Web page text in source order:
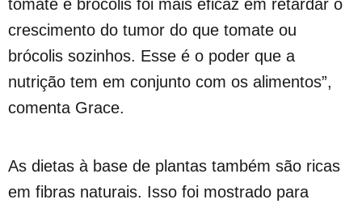
tomate e brócolis foi mais eficaz em retardar o
crescimento do tumor do que tomate ou
brócolis sozinhos. Esse é o poder que a
nutrição tem em conjunto com os alimentos”,
comenta Grace.
As dietas à base de plantas também são ricas
em fibras naturais. Isso foi mostrado para